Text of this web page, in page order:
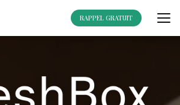
RAPPEL GRATUIT